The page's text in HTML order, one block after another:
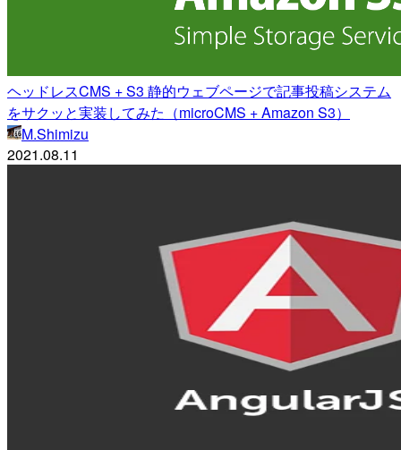
ヘッドレスCMS + S3 静的ウェブページで記事投稿システム
をサクッと実装してみた（microCMS + Amazon S3）
M.Shimizu
2021.08.11